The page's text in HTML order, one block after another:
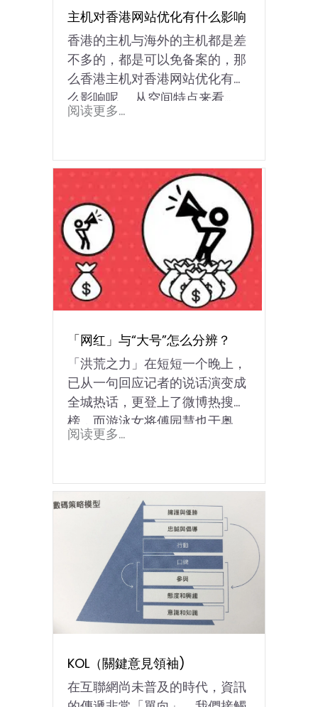
主机对香港网站优化有什么影响
香港的主机与海外的主机都是差
不多的，都是可以免备案的，那
么香港主机对香港网站优化有什
么影响呢。 从空间特点来看...
阅读更多...
「网红」与“大号”怎么分辨？
「洪荒之力」在短短一个晚上，
已从一句回应记者的说话演变成
全城热话，更登上了微博热搜
榜，而游泳女将傅园慧也于奥
运...
阅读更多...
KOL（關鍵意見領袖)
在互聯網尚未普及的時代，資訊